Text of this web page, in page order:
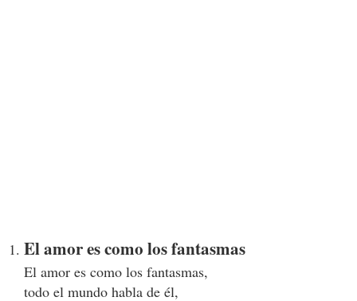
El amor es como los fantasmas
El amor es como los fantasmas,
todo el mundo habla de él,